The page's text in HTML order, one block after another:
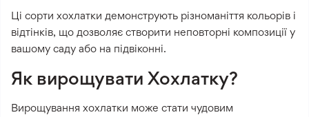
Ці сорти хохлатки демонструють різноманіття кольорів і
відтінків, що дозволяє створити неповторні композиції у
вашому саду або на підвіконні.
Як вирощувати Хохлатку?
Вирощування хохлатки може стати чудовим